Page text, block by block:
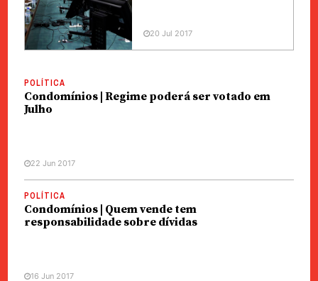
20 Jul 2017
POLÍTICA
Condomínios | Regime poderá ser votado em
Julho
22 Jun 2017
POLÍTICA
Condomínios | Quem vende tem
responsabilidade sobre dívidas
16 Jun 2017